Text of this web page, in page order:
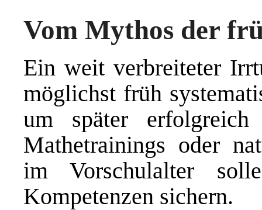
Vom Mythos der
Ein weit verbreiteter
möglichst früh
um später erfolgreich
Mathetrainings oder
im Vorschulalter
Kompetenzen sichern.